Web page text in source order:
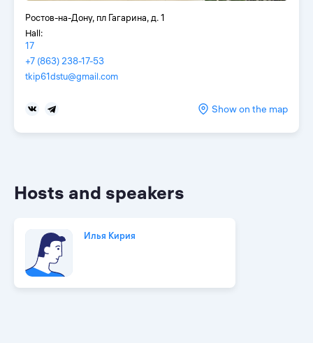
Ростов-на-Дону, пл Гагарина, д. 1
Hall:
17
+7 (863) 238-17-53
tkip61dstu@gmail.com
Show on the map
Hosts and speakers
Илья Кирия